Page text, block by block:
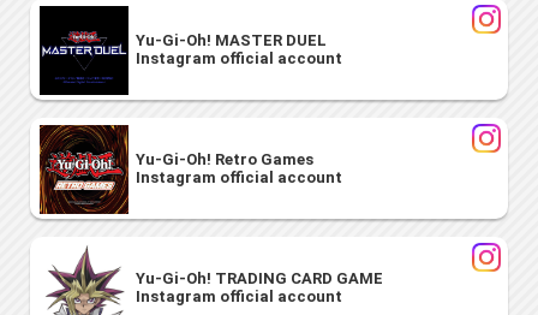
Yu-Gi-Oh! MASTER DUEL
Instagram official account
Yu-Gi-Oh! Retro Games
Instagram official account
Yu-Gi-Oh! TRADING CARD GAME
Instagram official account